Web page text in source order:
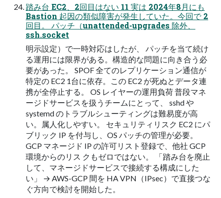
踏み台 EC2、2回目はない 11 実は 2024年8月にも
Bastion 起因の類似障害が発生していた。今回で 2
回目。 パッチ（unattended-upgrades 除外、
ssh.socket
明示設定）で一時対応はしたが、 パッチを当て続け
る運用には限界がある。構造的な問題に向き合う必
要があった。 SPOF 全てのレプリケーション通信が
特定の EC2 1台に依存。この EC2 が死ぬとデータ連
携が全停止する。 OS レイヤーの運用負荷 普段マネ
ージドサービスを扱うチームにとって、 sshd や
systemd のトラブルシューティングは難易度が高
い。属人化しやすい。 セキュリティリスク EC2 にパ
ブリック IP を付与し、OS パッチの管理が必要。
GCP マネージド IP の許可リスト登録で、他社 GCP
環境からのリス クもゼロではない。 「踏み台を廃止
して、マネージドサービスで接続する構成にした
い」 → AWS-GCP 間を HA VPN（IPsec）で直接つな
ぐ方向で検討を開始した。